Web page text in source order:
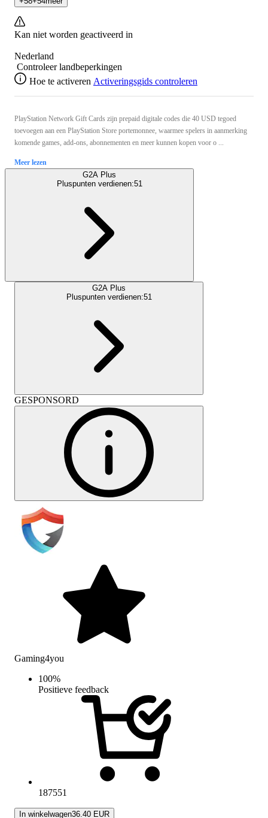
Kan niet worden geactiveerd in
Nederland
Controleer landbeperkingen
Hoe te activeren Activeringsgids controleren
PlayStation Network Gift Cards zijn prepaid digitale codes die 40 USD tegoed
toevoegen aan een PlayStation Store portemonnee, waarmee spelers in aanmerking
komende games, add-ons, abonnementen en meer kunnen kopen voor o ...
Meer lezen
G2A Plus
Pluspunten verdienen:51
G2A Plus
Pluspunten verdienen:51
GESPONSORD
Gaming4you
100%
Positieve feedback
187551
In winkelwagen36.40 EUR